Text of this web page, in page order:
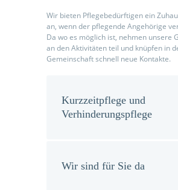
Wir bieten Pflegebedürftigen ein
an, wenn der pflegende Angehörige
Da wo es möglich ist, nehmen unsere
an den Aktivitäten teil und knüpfen in
Gemeinschaft schnell neue Kontakte.
Kurzzeitpflege und
Verhinderungspflege
Wir sind für Sie da